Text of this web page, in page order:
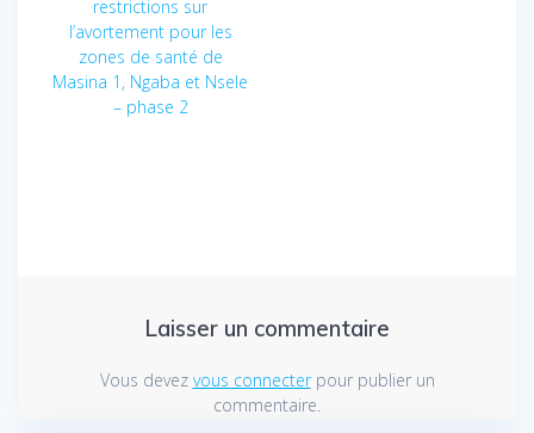
l’articlerestrictions sur
l’avortement pour les
zones de santé de
Masina 1, Ngaba et Nsele
– phase 2
Laisser un commentaire
Vous devez vous connecterpour publier un
commentaire.